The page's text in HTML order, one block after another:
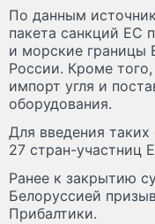
По данным
пакета санкций ЕС
и морские границы
России. Кроме
импорт угля и
оборудования.
Для введения
27 стран-участниц
Ранее к закрытию
Белоруссией
Прибалтики.